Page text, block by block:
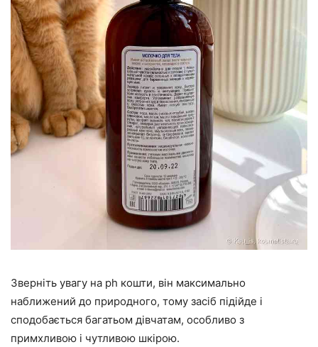
Зверніть увагу на ph кошти, він максимально
наближений до природного, тому засіб підійде і
сподобається багатьом дівчатам, особливо з
примхливою і чутливою шкірою.